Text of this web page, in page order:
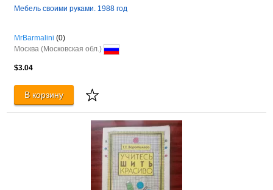
Мебель своими руками. 1988 год
MrBarmalini (0)
Москва (Московская обл.)
$3.04
В корзину